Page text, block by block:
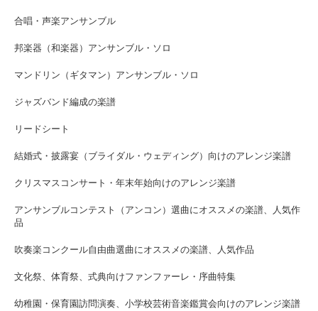
合唱・声楽アンサンブル
邦楽器（和楽器）アンサンブル・ソロ
マンドリン（ギタマン）アンサンブル・ソロ
ジャズバンド編成の楽譜
リードシート
結婚式・披露宴（ブライダル・ウェディング）向けのアレンジ楽譜
クリスマスコンサート・年末年始向けのアレンジ楽譜
アンサンブルコンテスト（アンコン）選曲にオススメの楽譜、人気作
品
吹奏楽コンクール自由曲選曲にオススメの楽譜、人気作品
文化祭、体育祭、式典向けファンファーレ・序曲特集
幼稚園・保育園訪問演奏、小学校芸術音楽鑑賞会向けのアレンジ楽譜